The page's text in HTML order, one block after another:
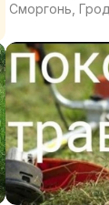
Сморгонь,